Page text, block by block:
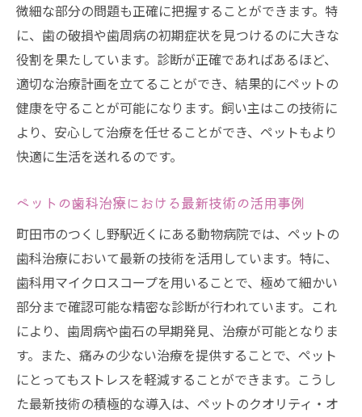
地域密着型動物病院の安心感
つくし野駅周辺の動物病院が選ばれる理由
アクセスの良さで選ぶ動物病院
ペットと飼い主に優しい病院とは
動物病院の設備とその重要性
安心感を与える病院スタッフの対応
院
早期発見が鍵！ペットの歯の健康管理
町田市の動物病院の予防プログラム紹介
飼い主ができる日常ケアと動物病院の役割
未然に防ぐための歯の健康チェックリスト
ペットの健康を守るための習慣
動物病院で受けられる歯科予防サービス
微細な部分の問題も正確に把握することができます。特
に、歯の破損や歯周病の初期症状を見つけるのに大きな
役割を果たしています。診断が正確であればあるほど、
適切な治療計画を立てることができ、結果的にペットの
健康を守ることが可能になります。飼い主はこの技術に
より、安心して治療を任せることができ、ペットもより
快適に生活を送れるのです。
ペットの歯科治療における最新技術の活用事例
町田市のつくし野駅近くにある動物病院では、ペットの
歯科治療において最新の技術を活用しています。特に、
歯科用マイクロスコープを用いることで、極めて細かい
部分まで確認可能な精密な診断が行われています。これ
により、歯周病や歯石の早期発見、治療が可能となりま
す。また、痛みの少ない治療を提供することで、ペット
にとってもストレスを軽減することができます。こうし
た最新技術の積極的な導入は、ペットのクオリティ・オ